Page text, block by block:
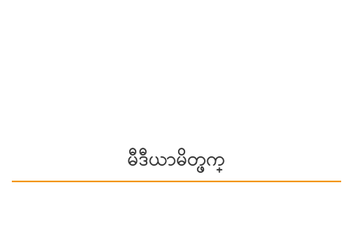
မီဒီယာမိတ္ဖက္